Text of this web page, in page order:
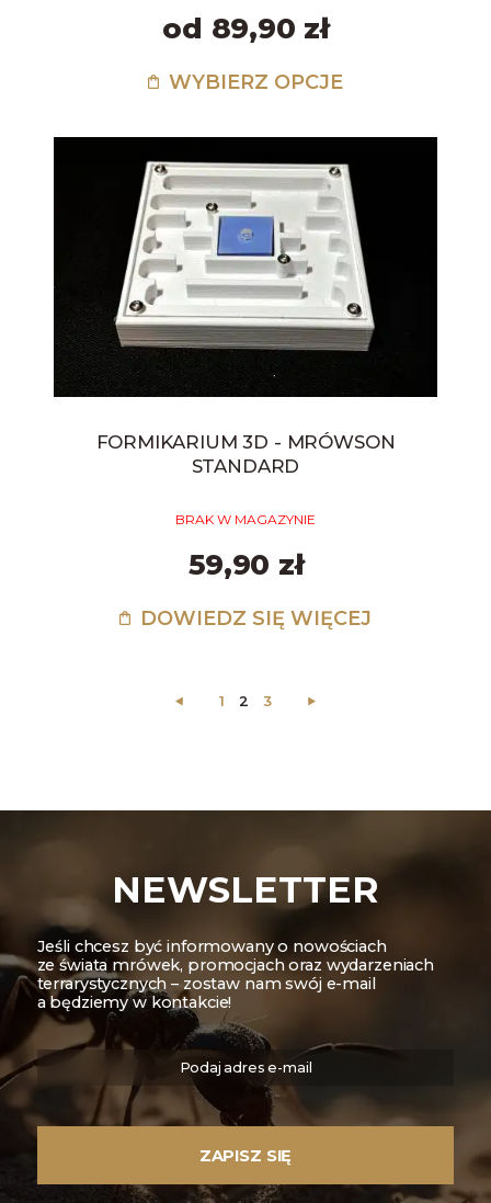
od 89,90 zł
WYBIERZ OPCJE
FORMIKARIUM 3D - MRÓWSON
STANDARD
BRAK W MAGAZYNIE
59,90 zł
DOWIEDZ SIĘ WIĘCEJ
1 2 3
NEWSLETTER
Jeśli chcesz być informowany o nowościach
ze świata mrówek, promocjach oraz wydarzeniach
terrarystycznych – zostaw nam swój e-mail
a będziemy w kontakcie!